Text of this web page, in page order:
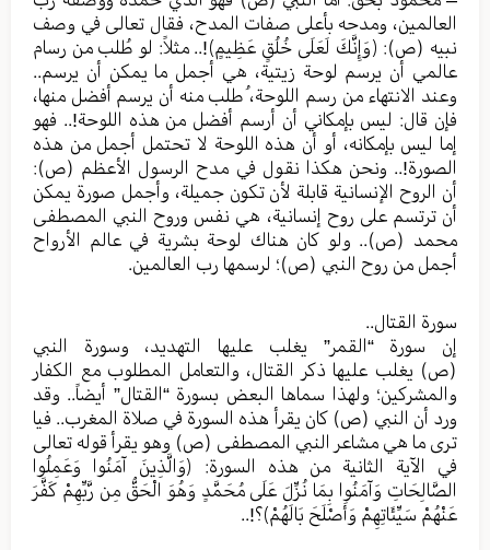
العالمين، ومدحه بأعلى صفات المدح، فقال تعالى في وصف
نبيه (ص): ﴿وَإِنَّكَ لَعَلَى خُلُقٍ عَظِيمٍ﴾!.. مثلاً: لو طُلب من رسام
عالمي أن يرسم لوحة زيتية، هي أجمل ما يمكن أن يرسم..
وعند الانتهاء من رسم اللوحة، ُطلب منه أن يرسم أفضل منها،
فإن قال: ليس بإمكاني أن أرسم أفضل من هذه اللوحة!.. فهو
إما ليس بإمكانه، أو أن هذه اللوحة لا تحتمل أجمل من هذه
الصورة!.. ونحن هكذا نقول في مدح الرسول الأعظم (ص):
أن الروح الإنسانية قابلة لأن تكون جميلة، وأجمل صورة يمكن
أن ترتسم على روح إنسانية، هي نفس وروح النبي المصطفى
محمد (ص).. ولو كان هناك لوحة بشرية في عالم الأرواح
أجمل من روح النبي (ص)؛ لرسمها رب العالمين.
سورة القتال..
إن سورة “القمر” يغلب عليها التهديد، وسورة النبي
(ص) يغلب عليها ذكر القتال، والتعامل المطلوب مع الكفار
والمشركين؛ ولهذا سماها البعض بسورة “القتال” أيضاً.. وقد
ورد أن النبي (ص) كان يقرأ هذه السورة في صلاة المغرب.. فيا
ترى ما هي مشاعر النبي المصطفى (ص) وهو يقرأ قوله تعالى
في الآية الثانية من هذه السورة: ﴿وَالَّذِينَ آمَنُوا وَعَمِلُوا
الصَّالِحَاتِ وَآمَنُوا بِمَا نُزِّلَ عَلَى مُحَمَّدٍ وَهُوَ الْحَقُّ مِن رَّبِّهِمْ كَفَّرَ
عَنْهُمْ سَيِّئَاتِهِمْ وَأَصْلَحَ بَالَهُمْ﴾؟!..